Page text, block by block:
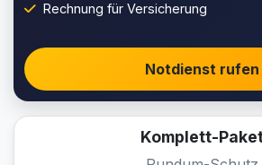
Rechnung für Versicherung
Notdienst rufen
Komplett-